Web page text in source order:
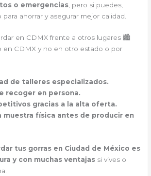
o emergencias , pero si puedes,
ahorrar y asegurar mejor calidad.
en CDMX frente a otros lugares 🏙️
en CDMX y no en otro estado o por
de talleres especializados.
recoger en persona.
gracias a la alta oferta.
muestra física antes de producir en
tus gorras en Ciudad de México es
y con muchas ventajas si vives o